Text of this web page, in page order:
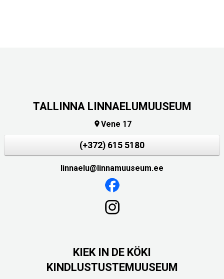
TALLINNA LINNAELUMUUSEUM
Vene 17
(+372) 615 5180
linnaelu@linnamuuseum.ee
KIEK IN DE KÖKI
KINDLUSTUSTEMUUSEUM